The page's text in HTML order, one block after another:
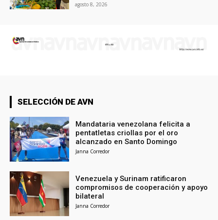
agosto 8, 2026
SELECCIÓN DE AVN
Mandataria venezolana felicita a
pentatletas criollas por el oro
alcanzado en Santo Domingo
Janna Corredor
Venezuela y Surinam ratificaron
compromisos de cooperación y apoyo
bilateral
Janna Corredor